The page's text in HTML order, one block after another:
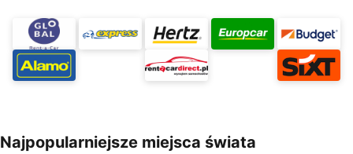
Najpopularniejsze miejsca świata